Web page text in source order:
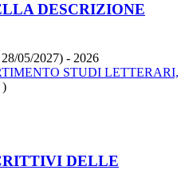
DESCRIZIONE
05/2027) - 2026
STUDI LETTERARI,
)
DELLE